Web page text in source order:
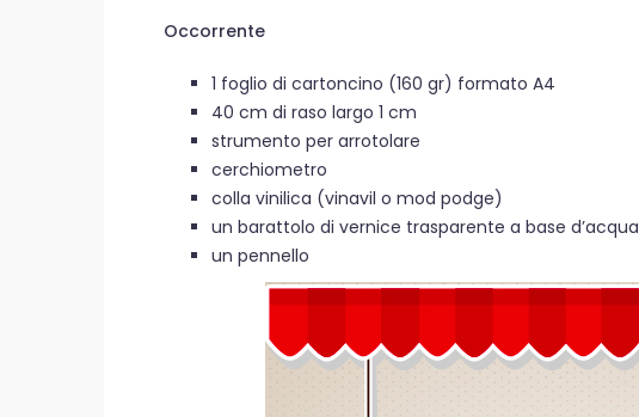
Occorrente
1 foglio di cartoncino (160 gr) formato A4
40 cm di raso largo 1 cm
strumento per arrotolare
cerchiometro
colla vinilica (vinavil o mod podge)
un barattolo di vernice trasparente a base d’acqua
un pennello